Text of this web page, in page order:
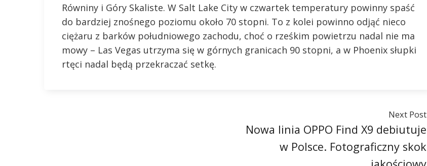
Równiny i Góry Skaliste. W Salt Lake City w czwartek temperatury powinny spaść
do bardziej znośnego poziomu około 70 stopni. To z kolei powinno odjąć nieco
ciężaru z barków południowego zachodu, choć o rześkim powietrzu nadal nie ma
mowy – Las Vegas utrzyma się w górnych granicach 90 stopni, a w Phoenix słupki
rtęci nadal będą przekraczać setkę.
Next Post
Nowa linia OPPO Find X9 debiutuje
w Polsce. Fotograficzny skok